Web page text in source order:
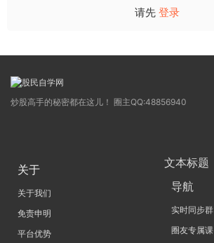
请先 登录
炒股高手的秘密都在这儿！ 圈主QQ:48856940
关于
关于我们
免责申明
平台优势
文本标题
导航
实时同步群
圈友专属课